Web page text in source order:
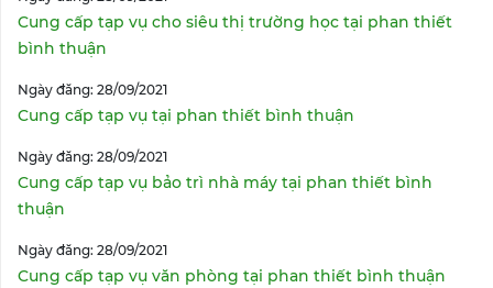
Cung cấp tạp vụ cho siêu thị trường học tại phan thiết
bình thuận
Ngày đăng: 28/09/2021
Cung cấp tạp vụ tại phan thiết bình thuận
Ngày đăng: 28/09/2021
Cung cấp tạp vụ bảo trì nhà máy tại phan thiết bình
thuận
Ngày đăng: 28/09/2021
Cung cấp tạp vụ văn phòng tại phan thiết bình thuận